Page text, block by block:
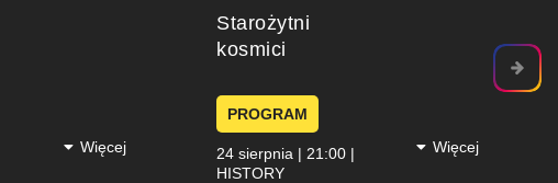
Więcej
Starożytni
kosmici
Więcej
PROGRAM
24 sierpnia | 21:00 |
HISTORY